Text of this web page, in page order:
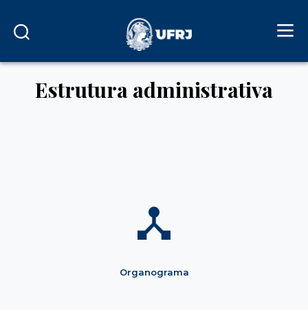
Estrutura administrativa
Organograma